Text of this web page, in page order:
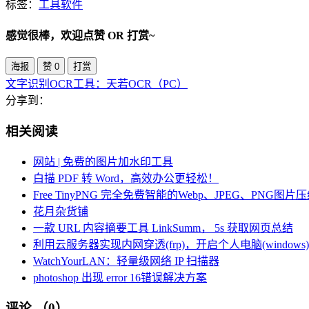
标签： 工具软件
感觉很棒，欢迎点赞 OR 打赏~
海报 赞 0 打赏
文字识别OCR工具：天若OCR（PC）
分享到：
相关阅读
网站 | 免费的图片加水印工具
白描 PDF 转 Word，高效办公更轻松！
Free TinyPNG 完全免费智能的Webp、JPEG、PNG图片
花月杂货铺
一款 URL 内容摘要工具 LinkSumm， 5s 获取网页总结
利用云服务器实现内网穿透(frp)，开启个人电脑
WatchYourLAN：轻量级网络 IP 扫描器
photoshop 出现 error 16错误解决方案